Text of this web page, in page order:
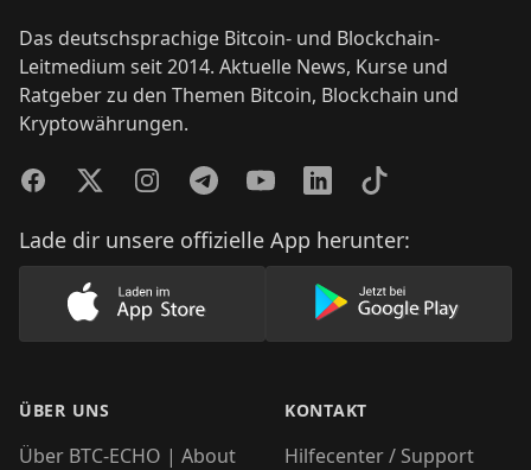
Das deutschsprachige Bitcoin- und Blockchain-
Leitmedium seit 2014. Aktuelle News, Kurse und
Ratgeber zu den Themen Bitcoin, Blockchain und
Kryptowährungen.
FacebookTwitterInstagramTelegramYouTubeLinkedInTikTok
Lade dir unsere offizielle App herunter:
Lade unsere App im AppStore herunter
Lade unsere
ÜBER UNS
Über BTC-ECHO | About
KONTAKT
Hilfecenter / Support